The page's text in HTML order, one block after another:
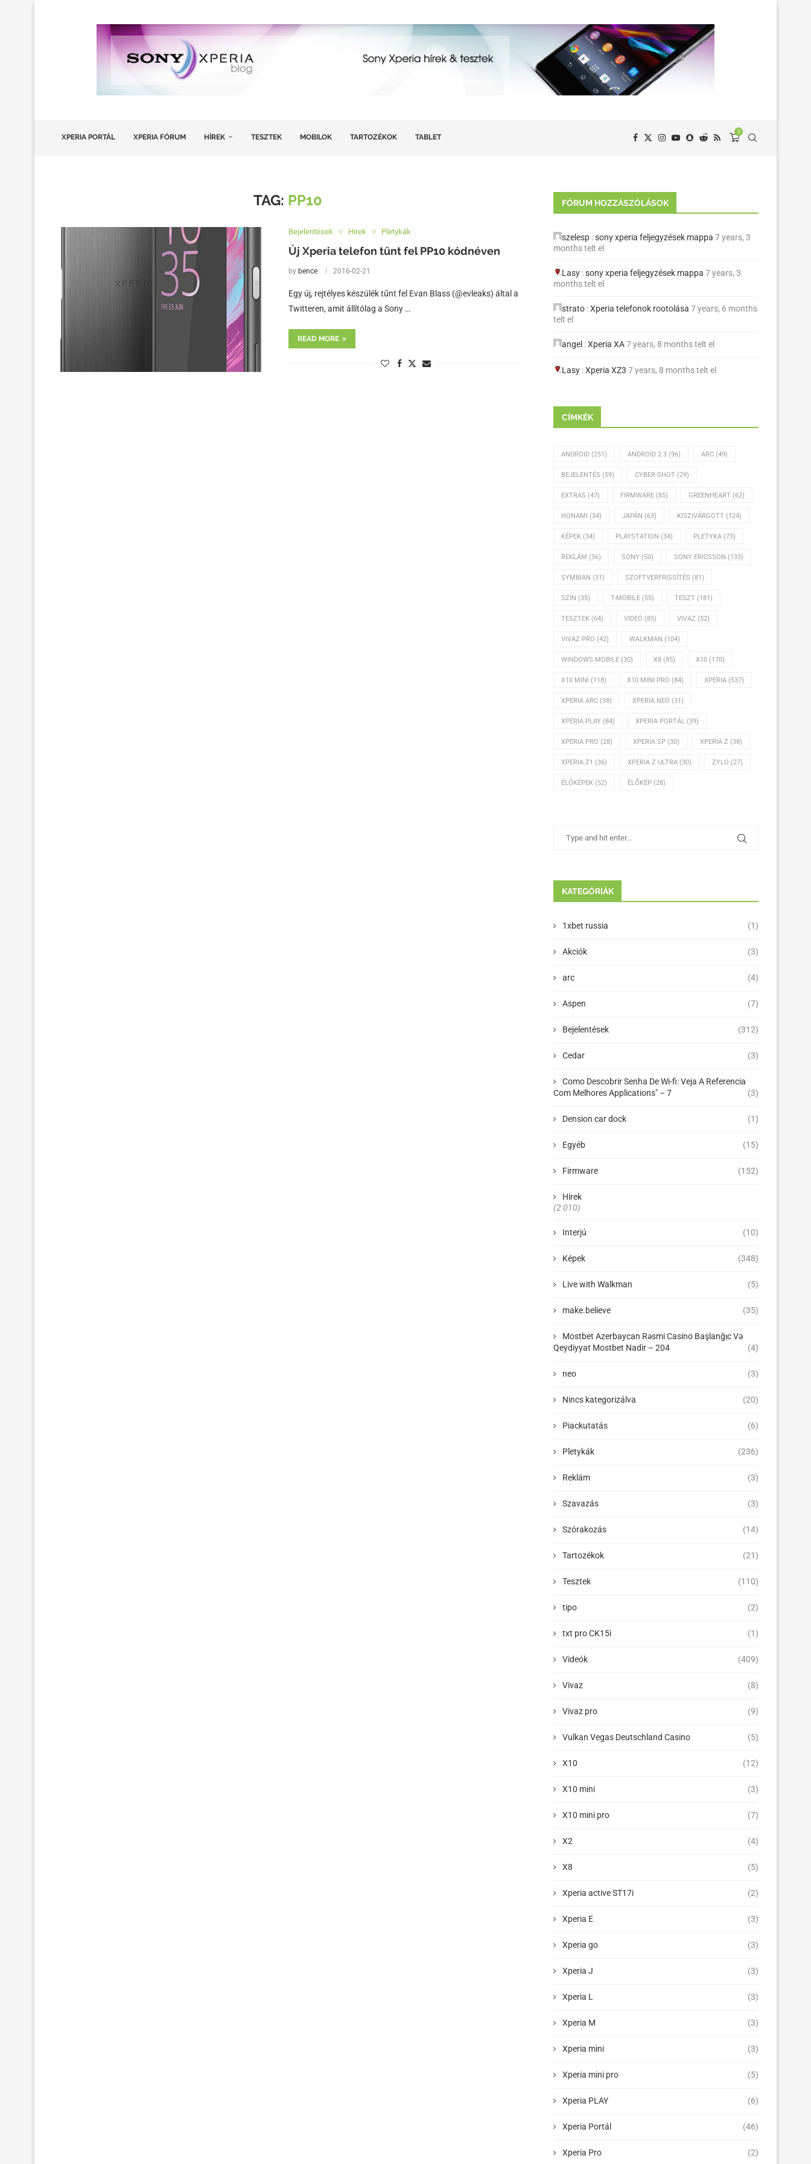
XPERIA PORTÁL XPERIA FÓRUM HÍREK TESZTEK MOBILOK TARTOZÉKOK TABLET
0
TAG: PP10
Bejelentések Hírek Pletykák
Új Xperia telefon tűnt fel PP10 kódnéven
by bence 2016-02-21
Egy új, rejtélyes készülék tűnt fel Evan Blass (@evleaks) által a
Twitteren, amit állítólag a Sony …
READ MORE
FÓRUM HOZZÁSZÓLÁSOK
szelesp :sony xperia feljegyzések mappa 7 years, 3
months telt el
Lasy :sony xperia feljegyzések mappa 7 years, 3
months telt el
strato :Xperia telefonok rootolása 7 years, 6 months
telt el
angel :Xperia XA7 years, 8 months telt el
Lasy :Xperia XZ3 7 years, 8 months telt el
CÍMKÉK
ANDROID (251) ANDROID 2.3 (96) ARC (49)
BEJELENTÉS (59) CYBER-SHOT (29)
EXTRAS (47) FIRMWARE (85) GREENHEART (62)
HONAMI (34) JAPÁN (63) KISZIVÁRGOTT (124)
KÉPEK (34) PLAYSTATION (34) PLETYKA (73)
REKLÁM (36) SONY (50) SONY ERICSSON (133)
SYMBIAN (31) SZOFTVERFRISSÍTÉS (81)
SZÍN (35) T-MOBILE (55) TESZT (181)
TESZTEK (64) VIDEÓ (85) VIVAZ (52)
VIVAZ PRO (42) WALKMAN (104)
WINDOWS MOBILE (30) X8 (85) X10 (170)
X10 MINI (118) X10 MINI PRO (84) XPERIA (537)
XPERIA ARC (38) XPERIA NEO (31)
XPERIA PLAY (84) XPERIA PORTÁL (39)
XPERIA PRO (28) XPERIA SP (30) XPERIA Z (38)
XPERIA Z1 (36) XPERIA Z ULTRA (30) ZYLO (27)
ÉLŐKÉPEK (52) ÉLŐKÉP (28)
KATEGÓRIÁK
1xbet russia (1)
Akciók (3)
arc (4)
Aspen (7)
Bejelentések (312)
Cedar (3)
Como Descobrir Senha De Wi-fi: Veja A Referencia
Com Melhores Applications" – 7
(3)
Dension car dock (1)
Egyéb (15)
Firmware (152)
Hírek
(2 010)
Interjú (10)
Képek (348)
Live with Walkman (5)
make.believe (35)
Mostbet Azerbaycan Rəsmi Casino Başlanğıc Və
Qeydiyyat Mostbet Nadir – 204
(4)
neo (3)
Nincs kategorizálva (20)
Piackutatás (6)
Pletykák (236)
Reklám (3)
Szavazás (3)
Szórakozás (14)
Tartozékok (21)
Tesztek (110)
tipo (2)
txt pro CK15i (1)
Videók (409)
Vivaz (8)
Vivaz pro (9)
Vulkan Vegas Deutschland Casino (5)
X10 (12)
X10 mini (3)
X10 mini pro (7)
X2 (4)
X8 (5)
Xperia active ST17i (2)
Xperia E (3)
Xperia go (3)
Xperia J (3)
Xperia L (3)
Xperia M (3)
Xperia mini (3)
Xperia mini pro (5)
Xperia PLAY (6)
Xperia Portál (46)
Xperia Pro (2)